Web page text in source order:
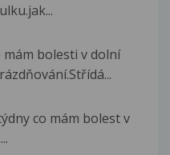
bolesti v dolní
co mám bolest v